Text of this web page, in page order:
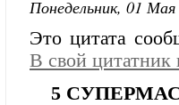
Понедельник, 01
Это цитата
В свой цитатник
5